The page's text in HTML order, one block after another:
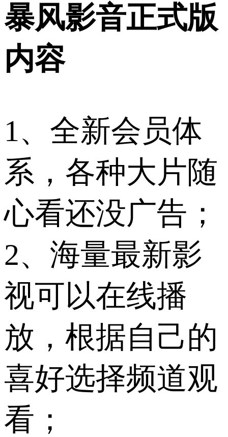
暴风影音正式版
内容
1、全新会员体
系，各种大片随
心看还没广告；
2、海量最新影
视可以在线播
放，根据自己的
喜好选择频道观
看；